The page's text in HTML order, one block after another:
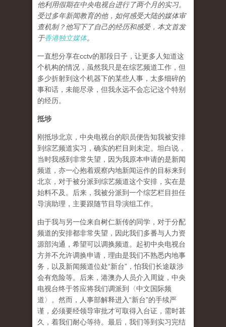
他利用假期在中央电视台进行了两个月的实习。
受过多年新闻教育的他，如何感受大陆的媒体审
查机制？他写下了自己的经历和感受，本文首发
于香港独立媒体。
一直想分享在cctv的那段日子，让更多人知道这
个机构的情况，虽然我只是在综艺频道工作，但
多少折射到这个机器下的某些人事，太多细碎的
事和话，未能尽录，但我永远不会忘记这个特别
的经历。
抵埗
刚抵埗北京，中央电视台的职员便告知我被安排
到综艺频道实习，确实的栏目则未定。坦白说，
当时我感到非常失望，因为我原本申请的是新闻
频道，亦一心抱着观察内地新闻运作的目标来到
北京，对于被分派到综艺频道这个安排，实在是
始料不及。后来，我被分派到一个综艺栏目担任
导演助理，主要跟随节目导演组工作。
由于我与另一位来自树仁新传的同学，对于分配
频道的安排都非常失望，因此我们多番与人力资
源部沟通，希望可以调换频道。起初中央电视台
方并不允许调换申请，理由是我们不熟悉内地事
务，以及新闻频道位处“新台”，怕我们长途跋涉
会有危险等。后来，港澳办人员介入周旋，中央
电视台终于答应将我们调派到〈中文国际频
道〉。然而，人事部解释进入“新台”的手续严
谨，必须要经领导审批才可取得入台证，需时甚
久，着我们耐心等待。最后，我们等到实习完结